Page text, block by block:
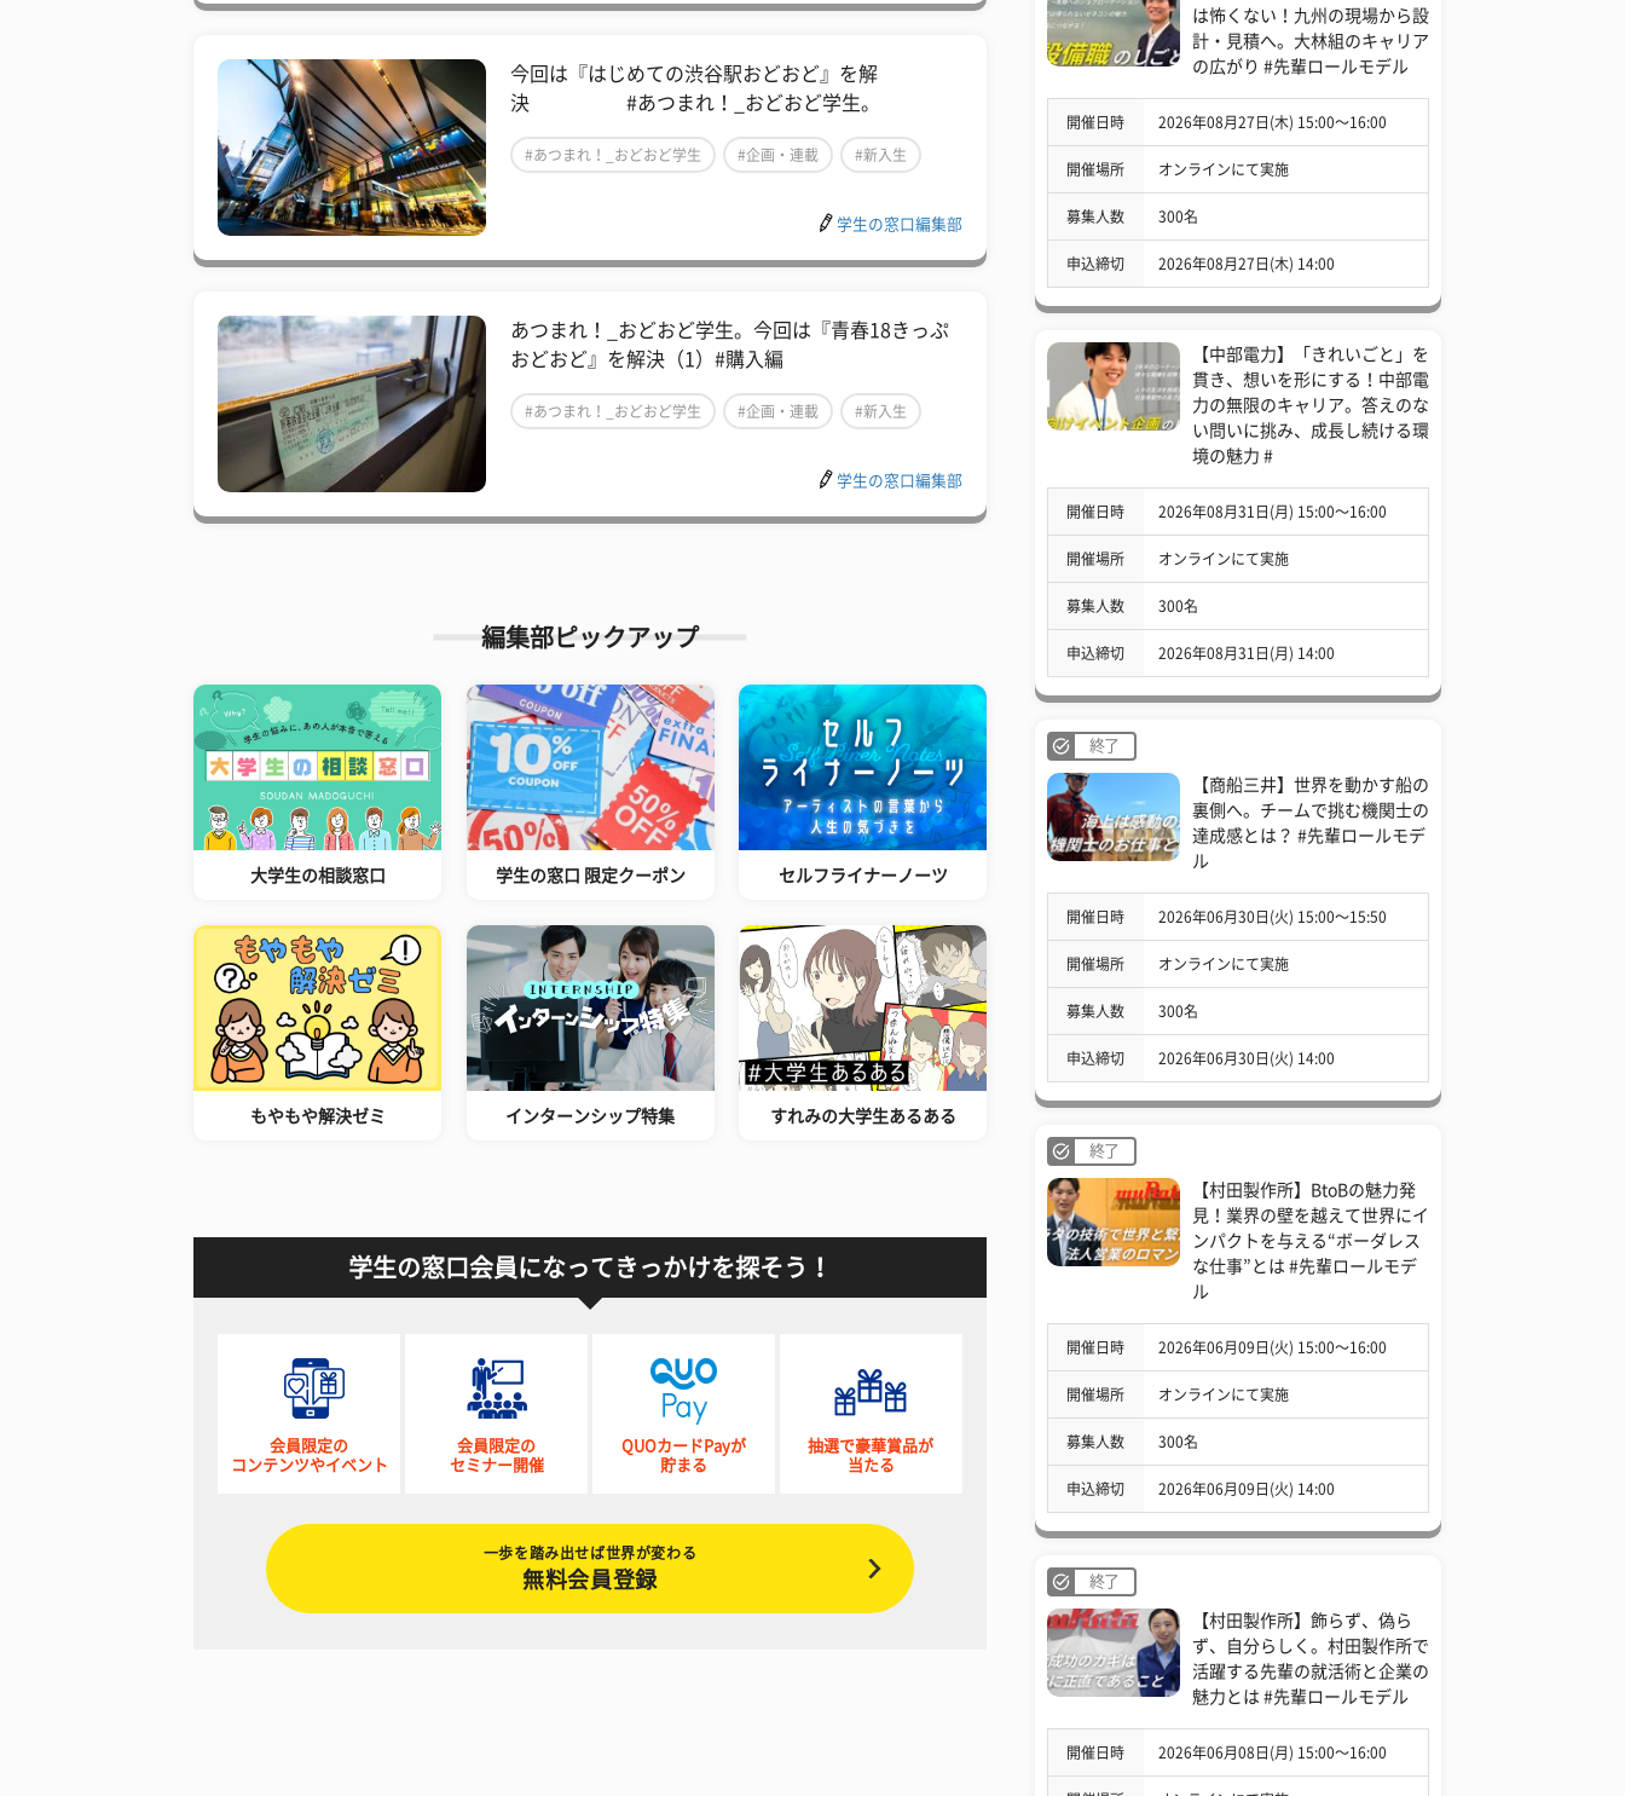
今回は『はじめての渋谷駅おどおど』を解
決 #あつまれ！_おどおど学生。
#あつまれ！_おどおど学生 #企画・連載 #新入生
学生の窓口編集部
あつまれ！_おどおど学生。今回は『青春18きっぷ
おどおど』を解決（1）#購入編
#あつまれ！_おどおど学生 #企画・連載 #新入生
学生の窓口編集部
編集部ピックアップ
大学生の相談窓口 学生の窓口 限定クーポン セルフライナーノーツ
もやもや解決ゼミ インターンシップ特集 すれみの大学生あるある
学生の窓口会員になってきっかけを探そう！
会員限定の
コンテンツやイベント
会員限定の
セミナー開催
QUOカードPayが
貯まる
抽選で豪華賞品が
当たる
一歩を踏み出せば世界が変わる
無料会員登録
は怖くない！九州の現場から設
計・見積へ。大林組のキャリア
の広がり #先輩ロールモデル
開催日時 2026年08月27日(木) 15:00〜16:00
開催場所 オンラインにて実施
募集人数 300名
申込締切 2026年08月27日(木) 14:00
【中部電力】「きれいごと」を
貫き、想いを形にする！中部電
力の無限のキャリア。答えのな
い問いに挑み、成長し続ける環
境の魅力 #
開催日時 2026年08月31日(月) 15:00〜16:00
開催場所 オンラインにて実施
募集人数 300名
申込締切 2026年08月31日(月) 14:00
終了
【商船三井】世界を動かす船の
裏側へ。チームで挑む機関士の
達成感とは？ #先輩ロールモデ
ル
開催日時 2026年06月30日(火) 15:00〜15:50
開催場所 オンラインにて実施
募集人数 300名
申込締切 2026年06月30日(火) 14:00
終了
【村田製作所】BtoBの魅力発
見！業界の壁を越えて世界にイ
ンパクトを与える“ボーダレス
な仕事”とは #先輩ロールモデ
ル
開催日時 2026年06月09日(火) 15:00〜16:00
開催場所 オンラインにて実施
募集人数 300名
申込締切 2026年06月09日(火) 14:00
終了
【村田製作所】飾らず、偽ら
ず、自分らしく。村田製作所で
活躍する先輩の就活術と企業の
魅力とは #先輩ロールモデル
開催日時 2026年06月08日(月) 15:00〜16:00